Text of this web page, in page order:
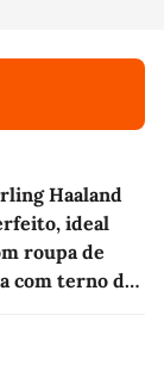
Haaland
ideal
roupa de
com terno de